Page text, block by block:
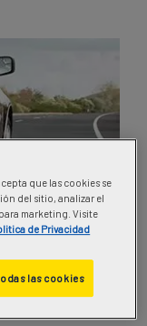
que las cookies se
del sitio, analizar el
marketing. Visite
de Privacidad
las cookies